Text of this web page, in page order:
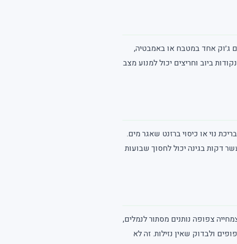
ג׳וק אחד במטבח או באמבטיה,
ביוב וחריצים יכול למנוע מצב
נוי או כיסוי ברזנט שאגר מים.
דקות בגינה יכול לחסוך שבועות
צפופה נותנים מסתור לנמלים,
ולבדוק שאין נזילות. זה לא